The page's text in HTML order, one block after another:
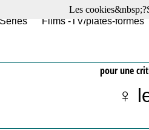
Séries Films -TV/plates-formes
pour une
♀
Les